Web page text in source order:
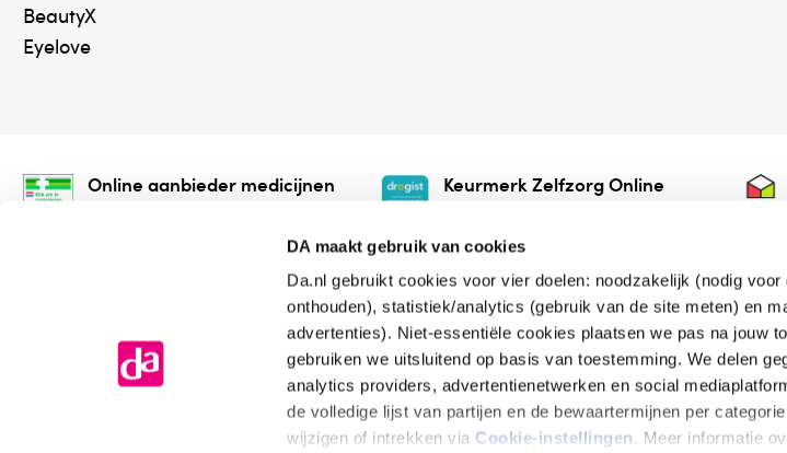
DA maakt gebruik van cookies
Da.nl gebruikt cookies voor vier doelen: noodzakelijk (nodig
onthouden), statistiek/analytics (gebruik van de site meten) en
advertenties). Niet-essentiële cookies plaatsen we pas na jouw
gebruiken we uitsluitend op basis van toestemming. We delen
analytics providers, advertentienetwerken en social
de volledige lijst van partijen en de bewaartermijnen per
wijzigen of intrekken via Cookie-instellingen. Meer informatie
BeautyX
Eyelove
Online aanbieder medicijnen
onze webshop mag verkopen.
Keurmerk Zelfzorg Online
online.
de
Algemene voorwaarden Cookieverklaring Disclaimer